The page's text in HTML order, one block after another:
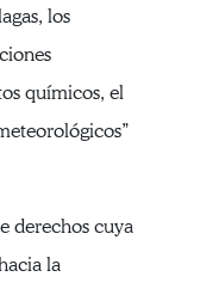
los
químicos, el
derechos cuya
la